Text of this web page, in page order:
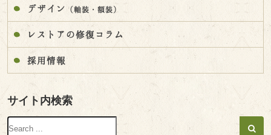
デザイン （軸装・額装）
レストアの修復コラム
採用情報
サイト内検索